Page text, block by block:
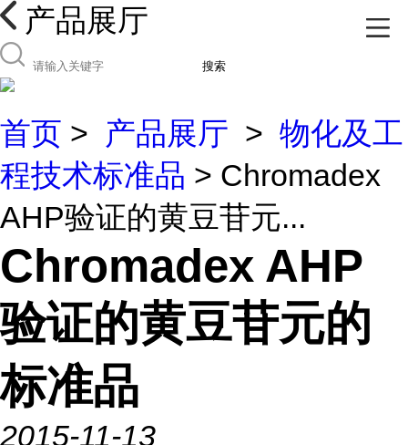
产品展厅
搜索
首页 > 产品展厅 > 物化及工
程技术标准品 > Chromadex
AHP验证的黄豆苷元...
Chromadex AHP
验证的黄豆苷元的
标准品
2015-11-13